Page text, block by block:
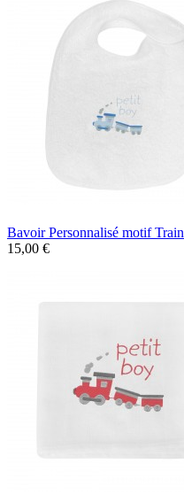
Bavoir Personnalisé motif Train
15,00 €